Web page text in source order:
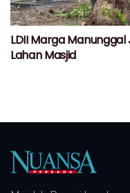
LDII Marga
Lahan Masjid